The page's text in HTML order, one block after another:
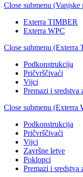
Close submenu (Vanjske
Exterra TIMBER
Exterra WPC
Close submenu (Exterra
Podkonstrukcija
Pričvrščivaći
Vijci
Premazi i sredstva
Close submenu (Exterra
Podkonstrukcija
Pričvrščivaći
Vijci
Završne letve
Poklopci
Premazi i sredstva